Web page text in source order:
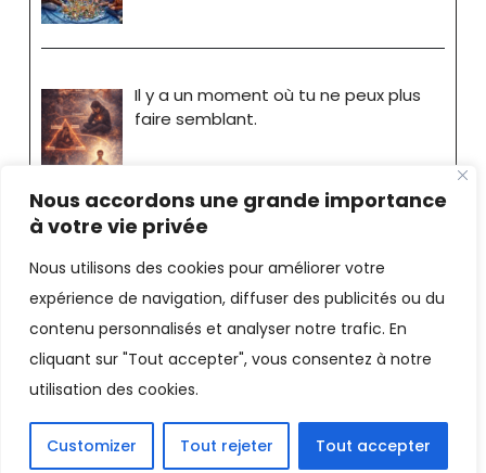
Nous accordons une grande importance
à votre vie privée
Nous utilisons des cookies pour améliorer votre
expérience de navigation, diffuser des publicités ou du
contenu personnalisés et analyser notre trafic. En
cliquant sur "Tout accepter", vous consentez à notre
utilisation des cookies.
Customizer Tout rejeter Tout accepter
Il y a un moment où tu ne peux plus
faire semblant.
Stéphane Bride-Bonnot
Consultant - Coach |Mentions
Partager